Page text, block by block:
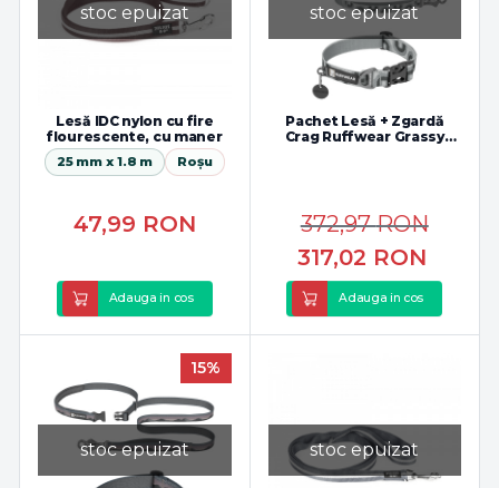
stoc epuizat
Lesă IDC nylon cu fire
flourescente, cu maner
25 mm x 1.8 m Roșu
47,99 RON
Adauga in cos
stoc epuizat
Pachet Lesă + Zgardă
Crag Ruffwear Grassy
317,02 RON
372,97RON
Adauga in cos
stoc epuizat
15%
stoc epuizat